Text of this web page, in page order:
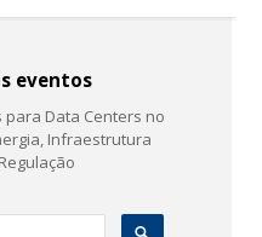
eventos
para Data Centers no
Infraestrutura